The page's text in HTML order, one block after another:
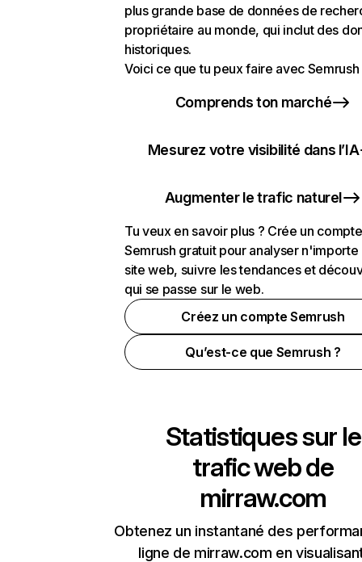
plus grande base de données de
propriétaire au monde, qui inclut des
historiques.
Voici ce que tu peux faire avec Semrush
Comprends ton marché
Mesurez votre visibilité dans l’IA
Augmenter le trafic naturel
Tu veux en savoir plus ? Crée un compte
Semrush gratuit pour analyser n'importe
site web, suivre les tendances et
qui se passe sur le web.
Créez un compte Semrush
Qu’est-ce que Semrush ?
Statistiques sur le
trafic web de
mirraw.com
Obtenez un instantané des
ligne de mirraw.com en